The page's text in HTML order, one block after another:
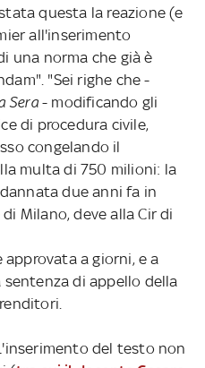
questa la reazione (e
all'inserimento
una norma che già è
"Sei righe che -
Sera- modificando gli
di procedura civile,
congelando il
multa di 750 milioni: la
due anni fa in
Milano, deve alla Cir di
a giorni, e a
di appello della
del testo non